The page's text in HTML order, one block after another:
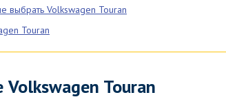
выбрать Volkswagen Touran
Touran
Volkswagen Touran